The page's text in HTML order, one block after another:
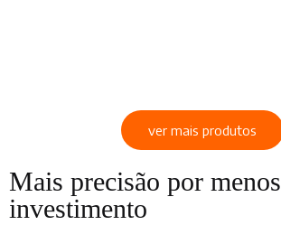
ver mais produtos
Mais precisão por menos
investimento